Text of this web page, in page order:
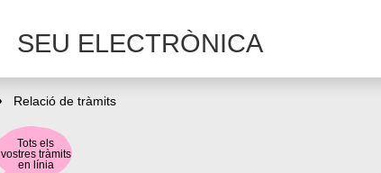
SEU ELECTRÒNICA
Relació de tràmits
Tots els
vostres tràmits
en línia